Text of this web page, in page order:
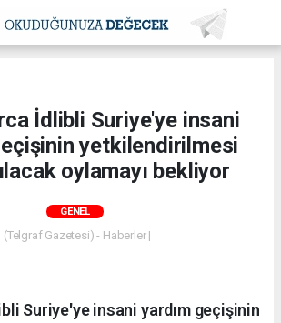
İdlibli Suriye'ye insani
yetkilendirilmesi
oylamayı bekliyor
GENEL
(Telgraf Gazetesi) - Haberler |
Suriye'ye insani yardım geçişinin